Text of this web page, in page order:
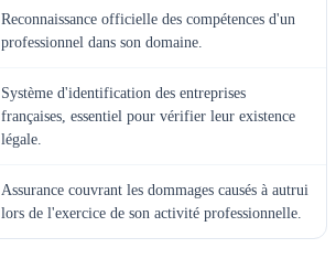
Reconnaissance officielle des compétences d'un
professionnel dans son domaine.
Système d'identification des entreprises
françaises, essentiel pour vérifier leur existence
légale.
Assurance couvrant les dommages causés à autrui
lors de l'exercice de son activité professionnelle.